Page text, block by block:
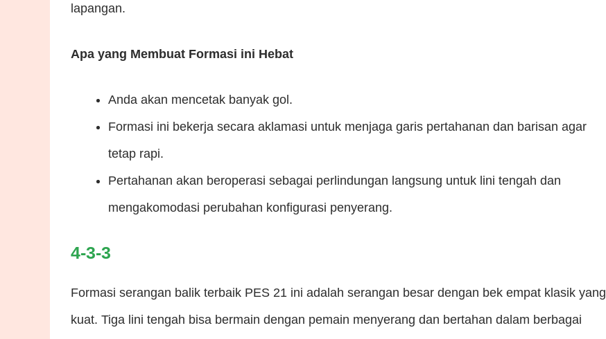
lapangan.
Apa yang Membuat Formasi ini Hebat
Anda akan mencetak banyak gol.
Formasi ini bekerja secara aklamasi untuk menjaga garis pertahanan dan barisan agar
tetap rapi.
Pertahanan akan beroperasi sebagai perlindungan langsung untuk lini tengah dan
mengakomodasi perubahan konfigurasi penyerang.
4-3-3
Formasi serangan balik terbaik PES 21 ini adalah serangan besar dengan bek empat klasik yang
kuat. Tiga lini tengah bisa bermain dengan pemain menyerang dan bertahan dalam berbagai